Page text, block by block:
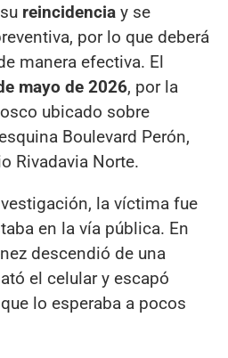
reincidencia y se
por lo que deberá
manera efectiva. El
mayo de 2026, por la
ubicado sobre
Boulevard Perón,
Rivadavia Norte.
la víctima fue
en la vía pública. En
descendió de una
el celular y escapó
lo esperaba a pocos